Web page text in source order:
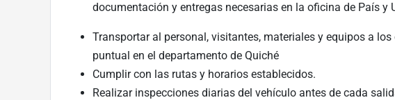
documentación y entregas necesarias en la oficina de País y
Transportar al personal, visitantes, materiales y equipos a
puntual en el departamento de Quiché
Cumplir con las rutas y horarios establecidos.
Realizar inspecciones diarias del vehículo antes de cada